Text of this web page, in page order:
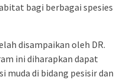
bagi berbagai spesies
disampaikan oleh DR.
ini diharapkan dapat
muda di bidang pesisir dan